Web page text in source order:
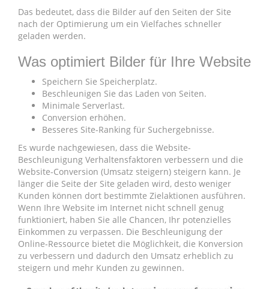
Das bedeutet, dass die Bilder auf den Seiten der Site
nach der Optimierung um ein Vielfaches schneller
geladen werden.
Was optimiert Bilder für Ihre Website
Speichern Sie Speicherplatz.
Beschleunigen Sie das Laden von Seiten.
Minimale Serverlast.
Conversion erhöhen.
Besseres Site-Ranking für Suchergebnisse.
Es wurde nachgewiesen, dass die Website-
Beschleunigung Verhaltensfaktoren verbessern und die
Website-Conversion (Umsatz steigern) steigern kann. Je
länger die Seite der Site geladen wird, desto weniger
Kunden können dort bestimmte Zielaktionen ausführen.
Wenn Ihre Website im Internet nicht schnell genug
funktioniert, haben Sie alle Chancen, Ihr potenzielles
Einkommen zu verpassen. Die Beschleunigung der
Online-Ressource bietet die Möglichkeit, die Konversion
zu verbessern und dadurch den Umsatz erheblich zu
steigern und mehr Kunden zu gewinnen.